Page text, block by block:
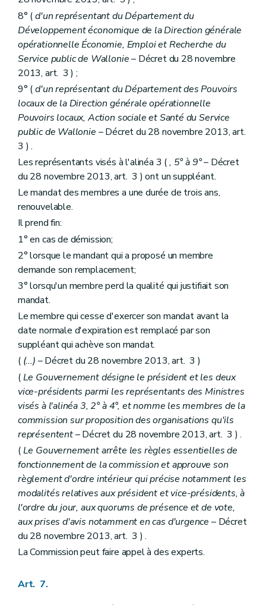
8° (d'un représentant du Département du
Développement économique de la Direction générale
opérationnelle Économie, Emploi et Recherche du
Service public de Wallonie– Décret du 28 novembre
2013, art. 3 ) ;
9° (d'un représentant du Département des Pouvoirs
locaux de la Direction générale opérationnelle
Pouvoirs locaux, Action sociale et Santé du Service
public de Wallonie – Décret du 28 novembre 2013, art.
3 ) .
Les représentants visés à l'alinéa 3 (, 5° à 9°– Décret
du 28 novembre 2013, art. 3 ) ont un suppléant.
Le mandat des membres a une durée de trois ans,
renouvelable.
Il prend fin:
1° en cas de démission;
2° lorsque le mandant qui a proposé un membre
demande son remplacement;
3° lorsqu'un membre perd la qualité qui justifiait son
mandat.
Le membre qui cesse d'exercer son mandat avant la
date normale d'expiration est remplacé par son
suppléant qui achève son mandat.
( (...) – Décret du 28 novembre 2013, art. 3 )
(Le Gouvernement désigne le président et les deux
vice-présidents parmi les représentants des Ministres
visés à l'alinéa 3, 2° à 4°, et nomme les membres de la
commission sur proposition des organisations qu'ils
représentent– Décret du 28 novembre 2013, art. 3 ) .
(Le Gouvernement arrête les règles essentielles de
fonctionnement de la commission et approuve son
règlement d'ordre intérieur qui précise notamment les
modalités relatives aux président et vice-présidents, à
l'ordre du jour, aux quorums de présence et de vote,
aux prises d'avis notamment en cas d'urgence – Décret
du 28 novembre 2013, art. 3 ) .
La Commission peut faire appel à des experts.
Art. 7.